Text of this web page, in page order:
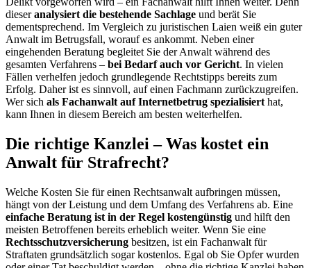
dieseranalysiert die bestehende Sachlage und berät Sie
dementsprechend. Im Vergleich zu juristischen Laien weiß ein guter
Anwalt im Betrugsfall, worauf es ankommt. Neben einer
eingehenden Beratung begleitet Sie der Anwalt während des
gesamten Verfahrens – bei Bedarf auch vor Gericht. In vielen
Fällen verhelfen jedoch grundlegende Rechtstipps bereits zum
Erfolg. Daher ist es sinnvoll, auf einen Fachmann zurückzugreifen.
Wer sich als Fachanwalt auf Internetbetrug spezialisiert hat,
kann Ihnen in diesem Bereich am besten weiterhelfen.
Die richtige Kanzlei – Was kostet ein
Anwalt für Strafrecht?
Welche Kosten Sie für einen Rechtsanwalt aufbringen müssen,
hängt von der Leistung und dem Umfang des Verfahrens ab. Eine
einfache Beratung ist in der Regel kostengünstig und hilft den
meisten Betroffenen bereits erheblich weiter. Wenn Sie eine
Rechtsschutzversicherung besitzen, ist ein Fachanwalt für
Straftaten grundsätzlich sogar kostenlos. Egal ob Sie Opfer wurden